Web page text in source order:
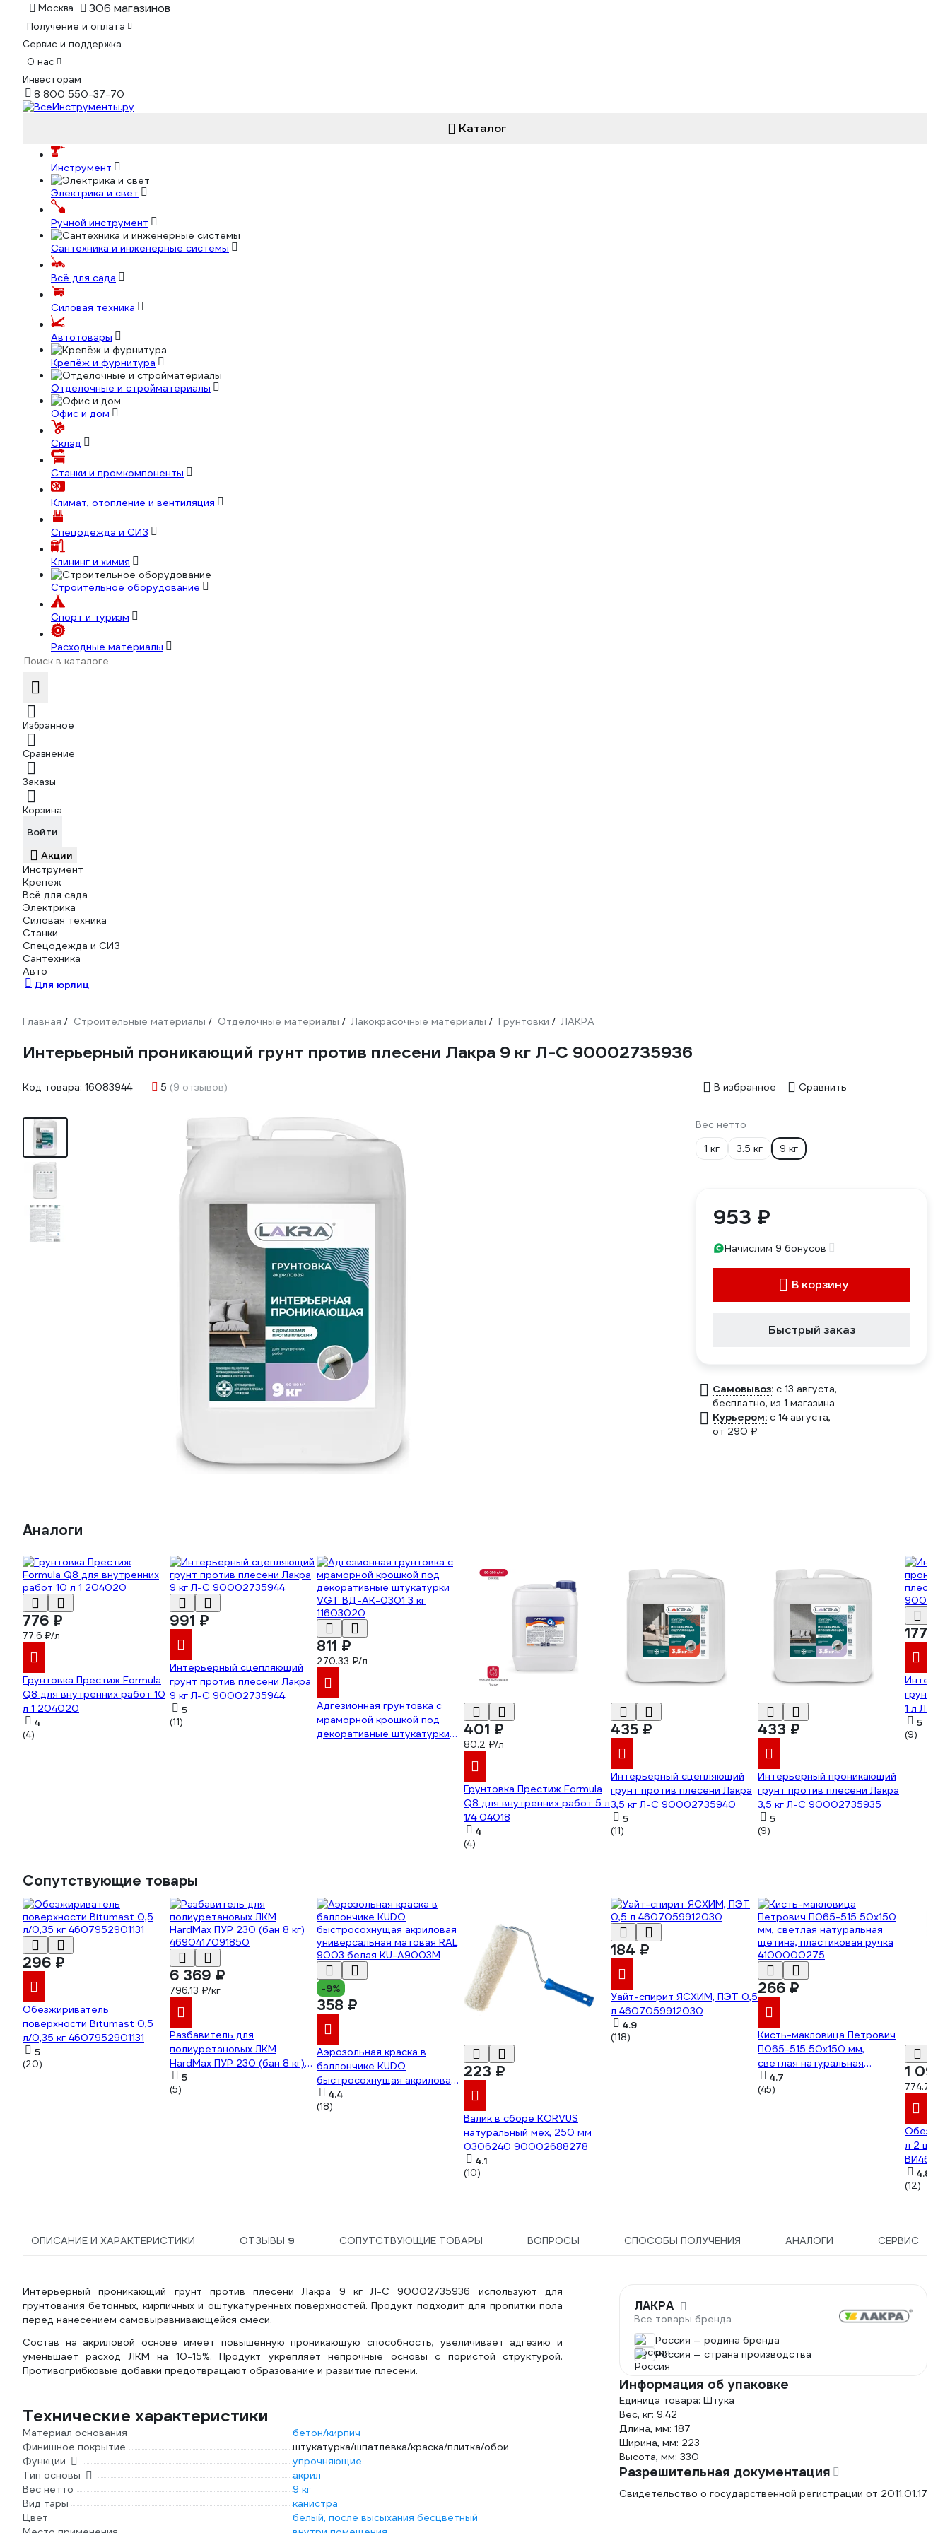
Москва 306 магазинов
Получение и оплата
Сервис и поддержка
О нас
Инвесторам
8 800 550-37-70
Каталог
Инструмент
Электрика и свет
Ручной инструмент
Сантехника и инженерные системы
Всё для сада
Силовая техника
Автотовары
Крепёж и фурнитура
Отделочные и стройматериалы
Офис и дом
Склад
Станки и промкомпоненты
Климат, отопление и вентиляция
Спецодежда и СИЗ
Клининг и химия
Строительное оборудование
Спорт и туризм
Расходные материалы
Избранное
Сравнение
Заказы
Корзина
Войти
Акции
Инструмент
Крепеж
Всё для сада
Электрика
Силовая техника
Станки
Спецодежда и СИЗ
Сантехника
Авто
Для юрлиц
Главная / Строительные материалы / Отделочные материалы / Лакокрасочные материалы / Грунтовки / ЛАКРА
Интерьерный проникающий грунт против плесени Лакра 9 кг Л-С 90002735936
Код товара: 16083944 5 (9 отзывов) В избранное Сравнить
Вес нетто
1 кг
3.5 кг 9 кг
953 ₽
Начислим 9 бонусов
В корзину
Быстрый заказ
Самовывоз: c 13 августа,
бесплатно, из 1 магазина
Курьером: c 14 августа,
от 290 ₽
Аналоги
776 ₽
77.6 ₽/л
Грунтовка Престиж Formula
Q8 для внутренних работ 10
л 1 204020
4
(4)
991 ₽
Интерьерный сцепляющий
грунт против плесени Лакра
9 кг Л-С 90002735944
5
(11)
811 ₽
270.33 ₽/л
Адгезионная грунтовка с
мраморной крошкой под
декоративные штукатурки
401 ₽
80.2 ₽/л
Грунтовка Престиж Formula
Q8 для внутренних работ 5 л
1/4 04018
4
(4)
435 ₽
Интерьерный сцепляющий
грунт против плесени Лакра
3,5 кг Л-С 90002735940
5
(11)
433 ₽
Интерьерный проникающий
грунт против плесени Лакра
3,5 кг Л-С 90002735935
5
(9)
177 ₽
грунт
1 л Л-С
5
(9)
Сопутствующие товары
296 ₽
Обезжириватель
поверхности Bitumast 0,5
л/0,35 кг 4607952901131
5
(20)
6 369 ₽
796.13 ₽/кг
Разбавитель для
полиуретановых ЛКМ
HardMax ПУР 230 (бан 8 кг)
4690417091850
5
(5)
-9%
358 ₽
Аэрозольная краска в
баллончике KUDO
быстросохнущая акриловая
универсальная матовая RAL
9003 белая KU-A9003M
4.4
(18)
223 ₽
Валик в сборе KORVUS
натуральный мех, 250 мм
0306240 90002688278
4.1
(10)
184 ₽
Уайт-спирит ЯСХИМ, ПЭТ 0,5
л 4607059912030
4.9
(118)
266 ₽
Кисть-макловица Петрович
П065-515 50х150 мм,
светлая натуральная
щетина, пластиковая ручка
4100000275
4.7
(45)
1 097
774.72 ₽/
л 2 шт
4.8
(12)
ОПИСАНИЕ И ХАРАКТЕРИСТИКИ ОТЗЫВЫ 9 СОПУТСТВУЮЩИЕ ТОВАРЫ ВОПРОСЫ СПОСОБЫ ПОЛУЧЕНИЯ АНАЛОГИ СЕРВИС
Интерьерный проникающий грунт против плесени Лакра 9 кг Л-С 90002735936 используют для
грунтования бетонных, кирпичных и оштукатуренных поверхностей. Продукт подходит для пропитки пола
перед нанесением самовыравнивающейся смеси.
Состав на акриловой основе имеет повышенную проникающую способность, увеличивает адгезию и
уменьшает расход ЛКМ на 10-15%. Продукт укрепляет непрочные основы с пористой структурой.
Противогрибковые добавки предотвращают образование и развитие плесени.
Технические характеристики
Материал основания
бетон/кирпич
Финишное покрытие
штукатурка/шпатлевка/краска/плитка/обои
Функции
упрочняющие
Тип основы
акрил
Вес нетто
9 кг
Вид тары
канистра
Цвет
белый, после высыхания бесцветный
ЛАКРА
Все товары бренда
Россия — родина бренда
Россия — страна производства
Информация об упаковке
Единица товара: Штука
Вес, кг: 9.42
Длина, мм: 187
Ширина, мм: 223
Высота, мм: 330
Разрешительная документация
Свидетельство о государственной регистрации от 2011.01.17